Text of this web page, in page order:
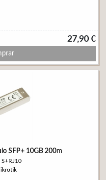
27,90 €
SFP+ 10GB 200m
S+RJ10